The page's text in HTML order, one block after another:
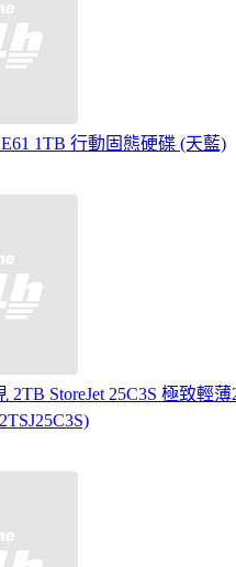
1TB 行動固態硬碟 (天藍)
2TB StoreJet 25C3S 極致輕